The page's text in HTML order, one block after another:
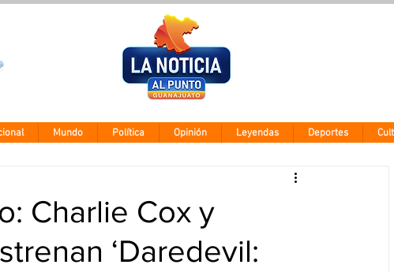
Mundo Política Opinión Leyendas Deportes
Charlie Cox y
‘Daredevil: